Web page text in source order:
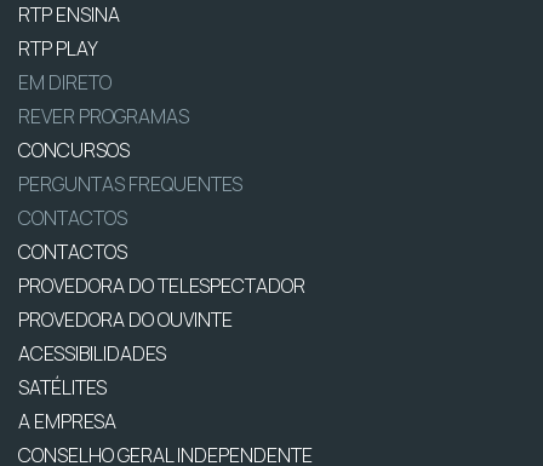
RTP ENSINA
RTP PLAY
EM DIRETO
REVER PROGRAMAS
CONCURSOS
PERGUNTAS FREQUENTES
CONTACTOS
CONTACTOS
PROVEDORA DO TELESPECTADOR
PROVEDORA DO OUVINTE
ACESSIBILIDADES
SATÉLITES
A EMPRESA
CONSELHO GERAL INDEPENDENTE